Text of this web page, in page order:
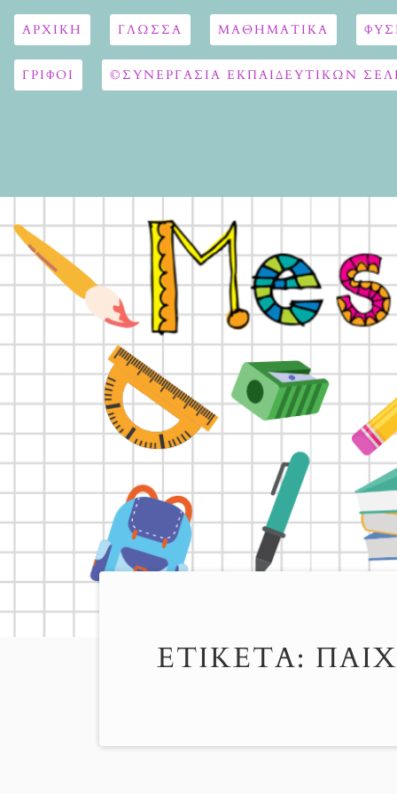
ΑΡΧΙΚΉ ΓΛΏΣΣΑ ΜΑΘΗΜΑΤΙΚΆ
ΓΡΙΦΟΙ ©ΣΥΝΕΡΓΑΣΙΑ ΕΚΠΑΙΔΕΥΤΙΚΩΝ
ΕΤΙΚΈΤΑ: